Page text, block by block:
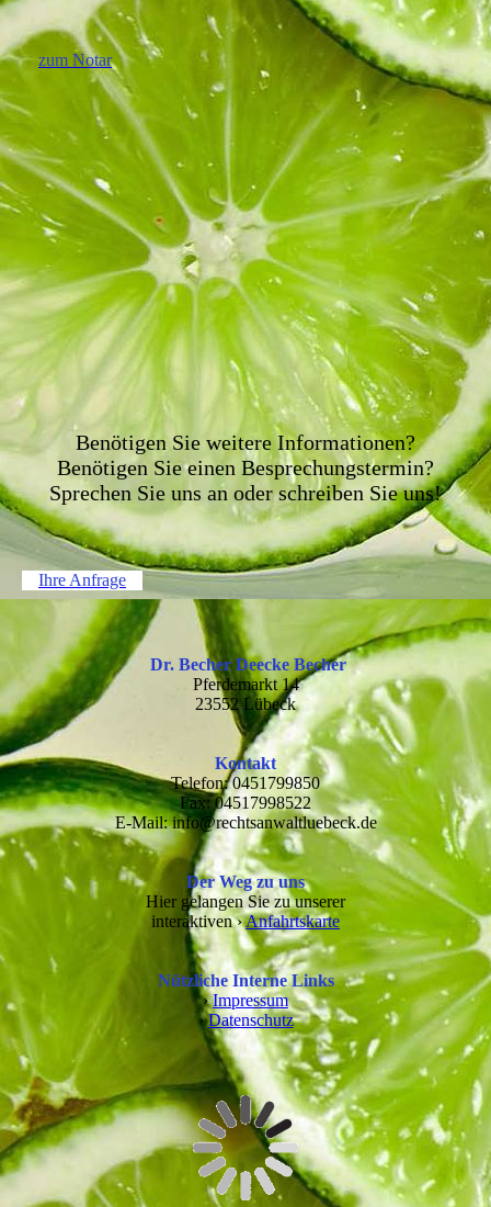
zum Notar
Benötigen Sie weitere Informationen?
Benötigen Sie einen Besprechungstermin?
Sprechen Sie uns an oder schreiben Sie uns!
Ihre Anfrage
Dr. Becher Deecke Becher
Pferdemarkt 14
23552 Lübeck
Kontakt
Telefon: 0451799850
Fax: 04517998522
E-Mail: info@rechtsanwaltluebeck.de
Der Weg zu uns
Hier gelangen Sie zu unserer
interaktiven ›Anfahrtskarte
Nützliche Interne Links
›Impressum
›Datenschutz